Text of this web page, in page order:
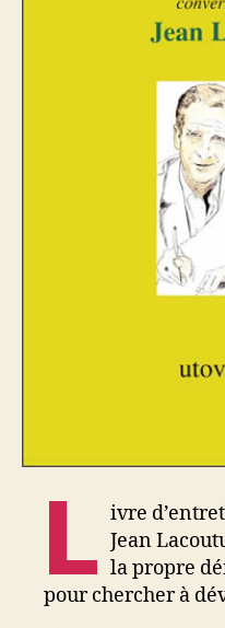
L ivre
Jean
la propre
pour chercher à